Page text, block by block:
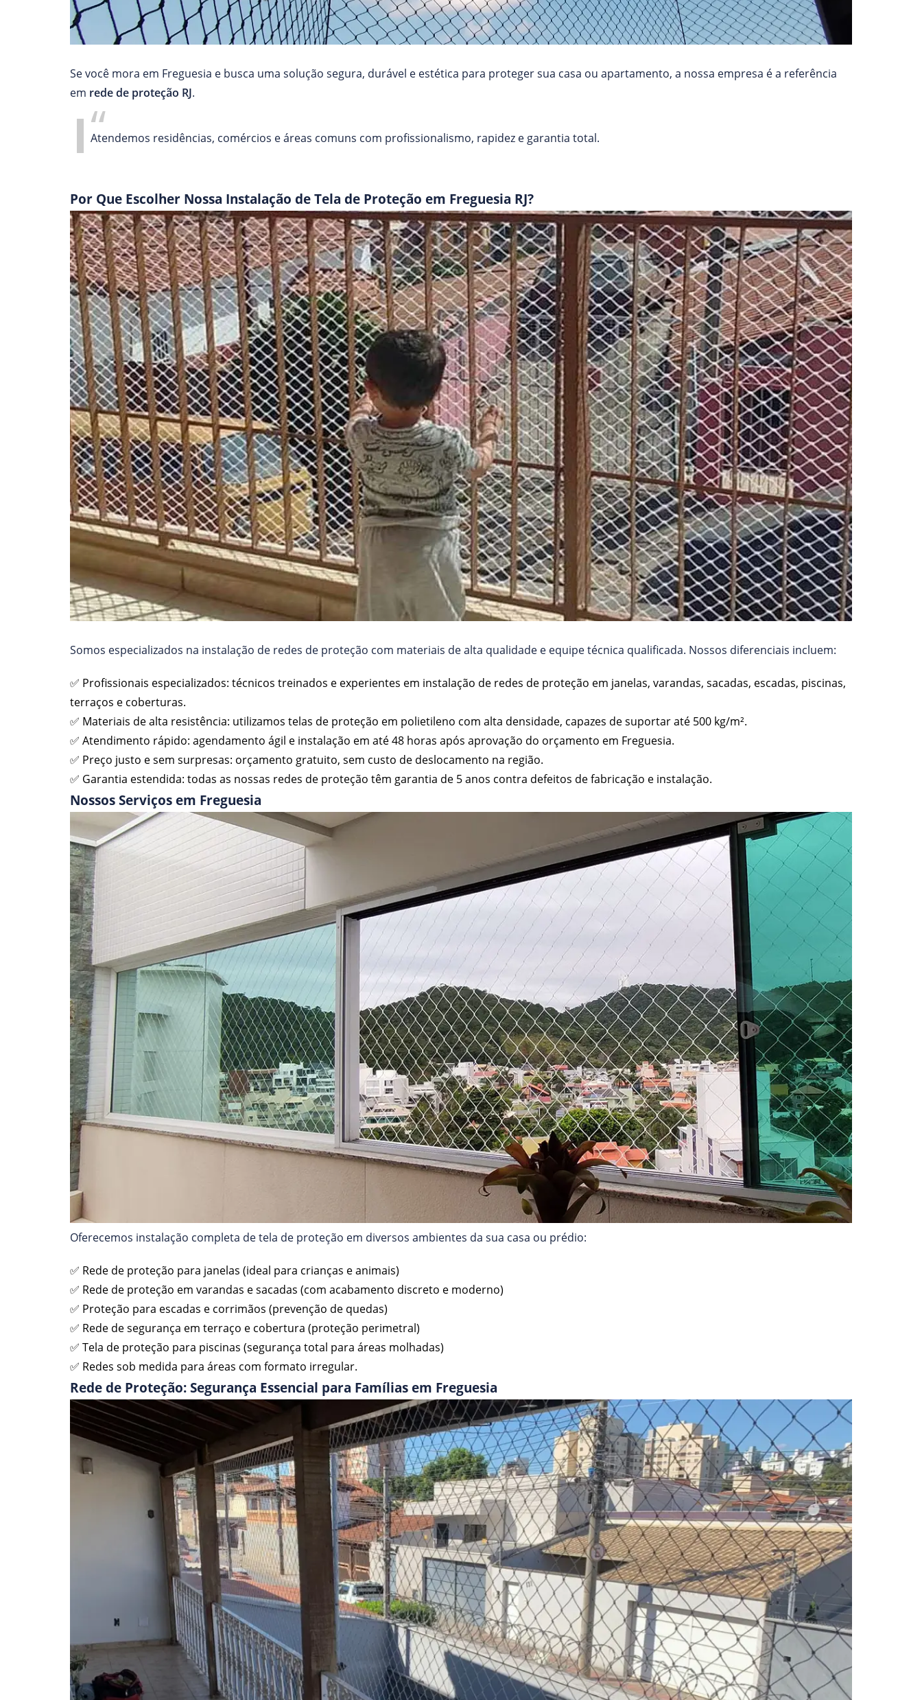
Se você mora em Freguesia e busca uma solução segura, durável e estética para proteger sua casa ou apartamento, a nossa empresa é a referência
em rede de proteção RJ.
Atendemos residências, comércios e áreas comuns com profissionalismo, rapidez e garantia total.
Por Que Escolher Nossa Instalação de Tela de Proteção em Freguesia RJ?
Somos especializados na instalação de redes de proteção com materiais de alta qualidade e equipe técnica qualificada. Nossos diferenciais incluem:
✅ Profissionais especializados: técnicos treinados e experientes em instalação de redes de proteção em janelas, varandas, sacadas, escadas, piscinas,
terraços e coberturas.
✅ Materiais de alta resistência: utilizamos telas de proteção em polietileno com alta densidade, capazes de suportar até 500 kg/m².
✅ Atendimento rápido: agendamento ágil e instalação em até 48 horas após aprovação do orçamento em Freguesia.
✅ Preço justo e sem surpresas: orçamento gratuito, sem custo de deslocamento na região.
✅ Garantia estendida: todas as nossas redes de proteção têm garantia de 5 anos contra defeitos de fabricação e instalação.
Nossos Serviços em Freguesia
Oferecemos instalação completa de tela de proteção em diversos ambientes da sua casa ou prédio:
✅ Rede de proteção para janelas (ideal para crianças e animais)
✅ Rede de proteção em varandas e sacadas (com acabamento discreto e moderno)
✅ Proteção para escadas e corrimãos (prevenção de quedas)
✅ Rede de segurança em terraço e cobertura (proteção perimetral)
✅ Tela de proteção para piscinas (segurança total para áreas molhadas)
✅ Redes sob medida para áreas com formato irregular.
Rede de Proteção: Segurança Essencial para Famílias em Freguesia